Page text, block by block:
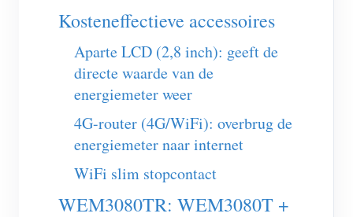
IAMMETER Cloud Pro
Self-hostingservice
EV-lader
IAMMETER-simulator
Virtuele meter
Toepassingen
Kosteneffectieve accessoires
Aparte LCD (2,8 inch): geeft de
directe waarde van de
energiemeter weer
4G-router (4G/WiFi): overbrug de
energiemeter naar internet
WiFi slim stopcontact
WEM3080TR: WEM3080T +